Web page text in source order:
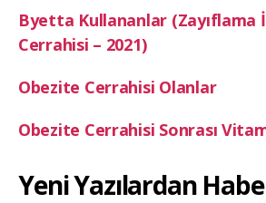
Byetta Kullananlar (Zayıflama
Cerrahisi – 2021)
Obezite Cerrahisi Olanlar
Obezite Cerrahisi Sonrası
Yeni Yazılardan